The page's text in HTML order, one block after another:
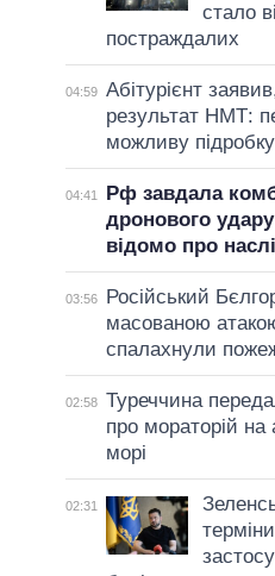
стало
постраждалих
04:59 Абітурієнт
результат НМТ:
можливу
04:41
Рф завдала
дронового
відомо про
03:56
Російський
масованою
спалахнули
02:58 Туреччина
про мораторій
морі
02:31